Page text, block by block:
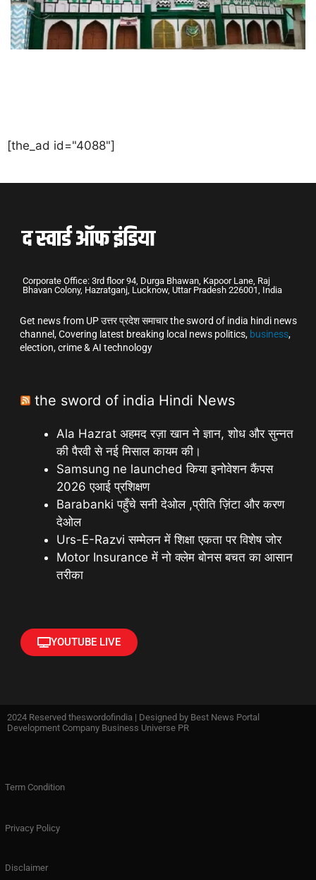
[the_ad id="4088"]
Corporate Office: 3rd floor 94, Durga Bhawan, Kapoor Lane, Raj
Bhavan Colony, Hazratganj, Lucknow, Uttar Pradesh 226001, India
Get news from UP उत्तर प्रदेश समाचार the sword of india hindi news
channel, Covering latest breaking local news politics, business,
election, crime & AI technology
the sword of india Hindi News
Ala Hazrat अहमद रज़ा खान ने ज्ञान, शोध और सुन्नत
की पैरवी से नई मिसाल कायम की।
Samsung ne launched किया इनोवेशन कैंपस
2026 एआई प्रशिक्षण
Barabanki पहुँचे सनी देओल ,प्रीति ज़िंटा और करण
देओल
Urs-E-Razvi सम्मेलन में शिक्षा एकता पर विशेष जोर
Motor Insurance में नो क्लेम बोनस बचत का आसान
तरीका
YOUTUBE LIVE
2024 Reserved theswordofindia | Designed by Best News Portal
Development Company Business Universe PR
Term Condition
Privacy Policy
Disclaimer